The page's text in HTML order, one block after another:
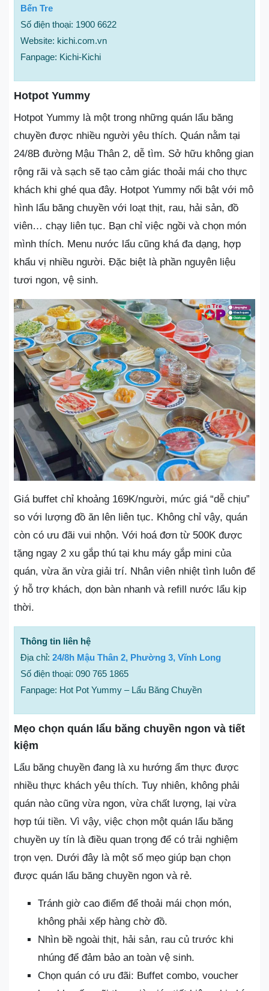
Bến Tre
Số điện thoại: 1900 6622
Website: kichi.com.vn
Fanpage: Kichi-Kichi
Hotpot Yummy
Hotpot Yummy là một trong những quán lẩu băng
chuyền được nhiều người yêu thích. Quán nằm tại
24/8B đường Mậu Thân 2, dễ tìm. Sở hữu không gian
rộng rãi và sạch sẽ tạo cảm giác thoải mái cho thực
khách khi ghé qua đây. Hotpot Yummy nổi bật với mô
hình lẩu băng chuyền với loạt thịt, rau, hải sản, đồ
viên… chạy liên tục. Bạn chỉ việc ngồi và chọn món
mình thích. Menu nước lẩu cũng khá đa dạng, hợp
khẩu vị nhiều người. Đặc biệt là phần nguyên liệu
tươi ngon, vệ sinh.
Giá buffet chỉ khoảng 169K/người, mức giá “dễ chịu”
so với lượng đồ ăn lên liên tục. Không chỉ vậy, quán
còn có ưu đãi vui nhộn. Với hoá đơn từ 500K được
tặng ngay 2 xu gắp thú tại khu máy gắp mini của
quán, vừa ăn vừa giải trí. Nhân viên nhiệt tình luôn để
ý hỗ trợ khách, dọn bàn nhanh và refill nước lẩu kịp
thời.
Thông tin liên hệ
Địa chỉ: 24/8h Mậu Thân 2, Phường 3, Vĩnh Long
Số điện thoại: 090 765 1865
Fanpage: Hot Pot Yummy – Lẩu Băng Chuyền
Mẹo chọn quán lẩu băng chuyền ngon và tiết
kiệm
Lẩu băng chuyền đang là xu hướng ẩm thực được
nhiều thực khách yêu thích. Tuy nhiên, không phải
quán nào cũng vừa ngon, vừa chất lượng, lại vừa
hợp túi tiền. Vì vậy, việc chọn một quán lẩu băng
chuyền uy tín là điều quan trọng để có trải nghiệm
trọn vẹn. Dưới đây là một số mẹo giúp bạn chọn
được quán lẩu băng chuyền ngon và rẻ.
Tránh giờ cao điểm để thoải mái chọn món,
không phải xếp hàng chờ đồ.
Nhìn bề ngoài thịt, hải sản, rau củ trước khi
nhúng để đảm bảo an toàn vệ sinh.
Chọn quán có ưu đãi: Buffet combo, voucher